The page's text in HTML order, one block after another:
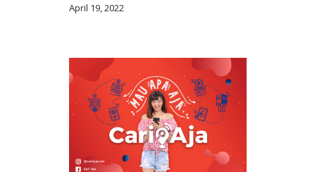
April 19, 2022